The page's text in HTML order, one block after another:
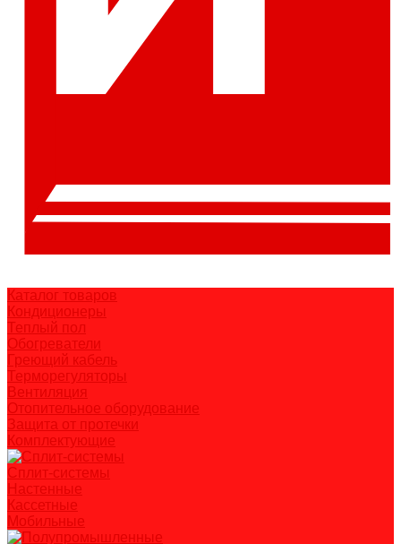
Каталог товаров
Кондиционеры
Теплый пол
Обогреватели
Греющий кабель
Терморегуляторы
Вентиляция
Отопительное оборудование
Защита от протечки
Комплектующие
Сплит-системы
Настенные
Кассетные
Мобильные